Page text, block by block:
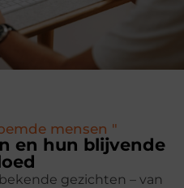
mensen "
en hun blijvende
gezichten – van